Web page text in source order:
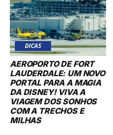
DICAS
AEROPORTO DE FORT
LAUDERDALE: UM NOVO
PORTAL PARA A MAGIA
DA DISNEY! VIVA A
VIAGEM DOS SONHOS
COM A TRECHOS E
MILHAS